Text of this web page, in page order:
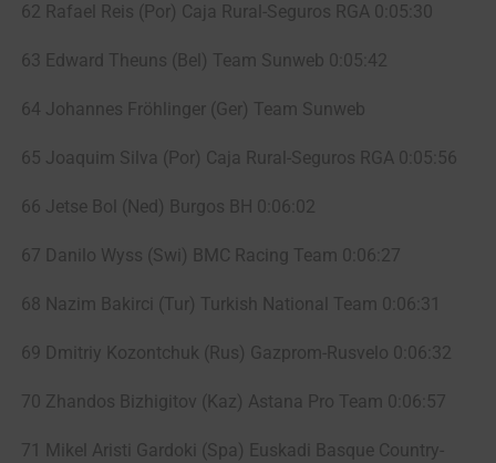
62 Rafael Reis (Por) Caja Rural-Seguros RGA 0:05:30
63 Edward Theuns (Bel) Team Sunweb 0:05:42
64 Johannes Fröhlinger (Ger) Team Sunweb
65 Joaquim Silva (Por) Caja Rural-Seguros RGA 0:05:56
66 Jetse Bol (Ned) Burgos BH 0:06:02
67 Danilo Wyss (Swi) BMC Racing Team 0:06:27
68 Nazim Bakirci (Tur) Turkish National Team 0:06:31
69 Dmitriy Kozontchuk (Rus) Gazprom-Rusvelo 0:06:32
70 Zhandos Bizhigitov (Kaz) Astana Pro Team 0:06:57
71 Mikel Aristi Gardoki (Spa) Euskadi Basque Country-